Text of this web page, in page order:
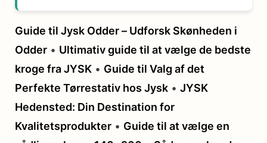
Guide til Jysk Odder – Udforsk Skønheden i
Odder • Ultimativ guide til at vælge de bedste
kroge fra JYSK • Guide til Valg af det
Perfekte Tørrestativ hos Jysk • JYSK
Hedensted: Din Destination for
Kvalitetsprodukter • Guide til at vælge en